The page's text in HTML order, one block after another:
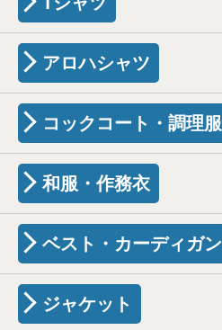
アロハシャツ
コックコート・調理服
和服・作務衣
ベスト・カーディガン
ジャケット